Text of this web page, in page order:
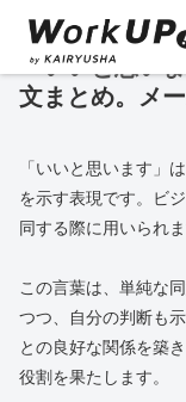
「いいと思い
文まとめ。メ
「いいと思います」
を示す表現です。ビ
同する際に用いられま
この言葉は、単純な
つつ、自分の判断も
との良好な関係を築
役割を果たします。